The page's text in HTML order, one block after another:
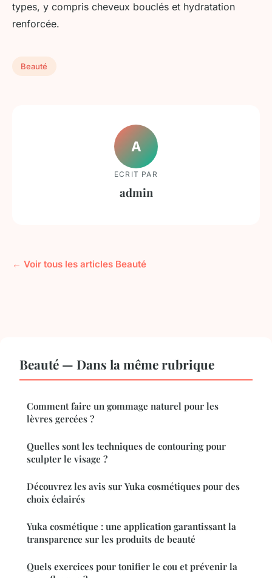
types, y compris cheveux bouclés et hydratation
renforcée.
Beauté
A
ECRIT PAR
admin
← Voir tous les articles Beauté
Beauté — Dans la même rubrique
Comment faire un gommage naturel pour les
lèvres gercées ?
Quelles sont les techniques de contouring pour
sculpter le visage ?
Découvrez les avis sur Yuka cosmétiques pour des
choix éclairés
Yuka cosmétique : une application garantissant la
transparence sur les produits de beauté
Quels exercices pour tonifier le cou et prévenir la